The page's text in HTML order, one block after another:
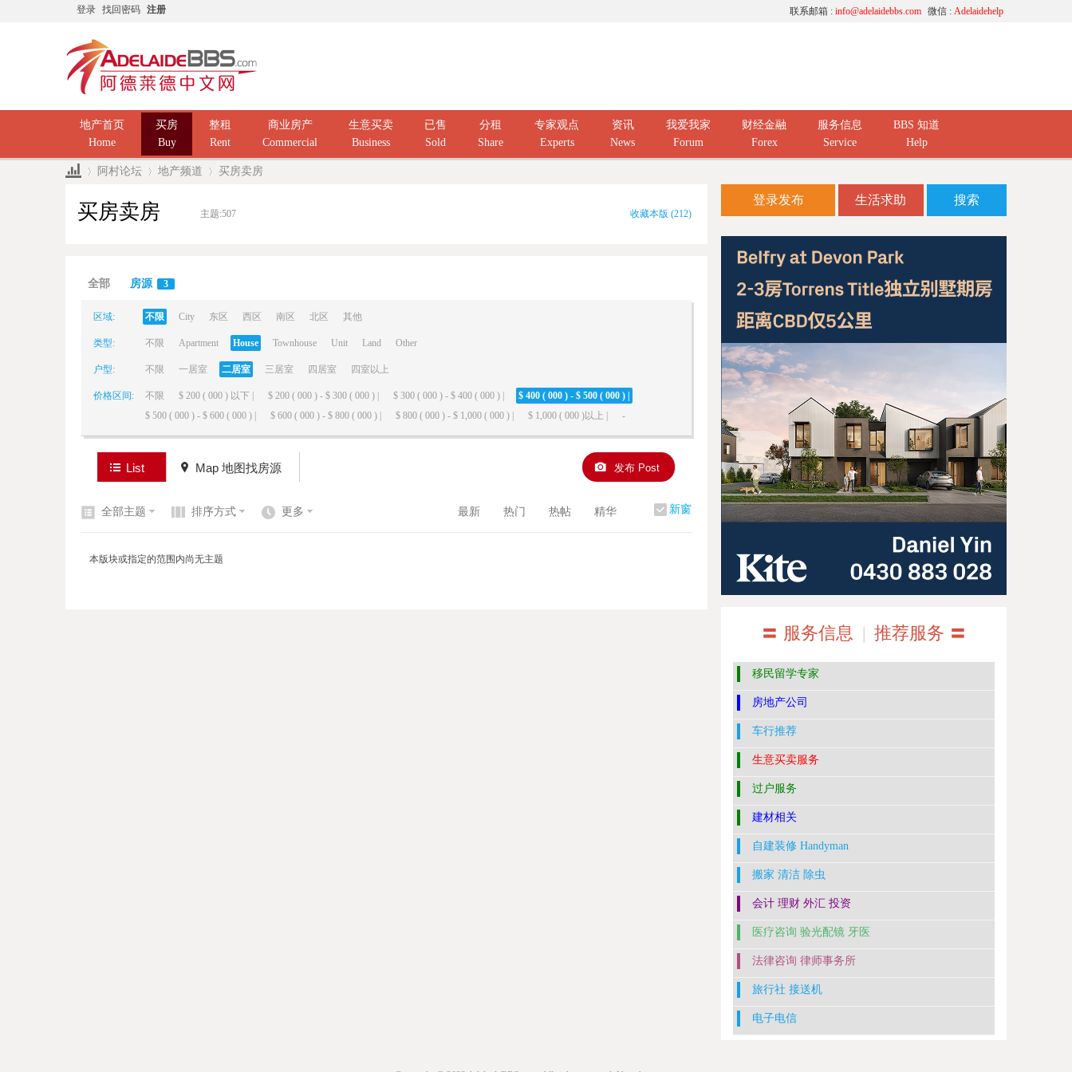
登录 找回密码 注册 微信 : Adelaidehelp
联系邮箱 : info@adelaidebbs.com
地产首页
Home
买房
Buy
整租
Rent
商业房产
Commercial
生意买卖
Business
已售
Sold
分租
Share
专家观点
Experts
资讯
News
我爱我家
Forum
财经金融
Forex
服务信息
Service
BBS 知道
Help
阿村论坛 地产频道 买房卖房
买房卖房 主题:507 收藏本版 (212)
全部 房源 3
区域: 不限 City 东区 西区 南区 北区 其他
类型: 不限 Apartment House Townhouse Unit Land Other
户型: 不限 一居室 二居室 三居室 四居室 四室以上
价格区间: 不限 $ 200 ( 000 ) 以下 | $ 200 ( 000 ) - $ 300 ( 000 ) | $ 300 ( 000 ) - $ 400 ( 000 ) |
$ 400 ( 000 ) - $ 500 ( 000 ) |
$ 500 ( 000 ) - $ 600 ( 000 ) |
$ 600 ( 000 ) - $ 800 ( 000 ) | $ 800 ( 000 ) - $ 1,000 ( 000 ) | $ 1,000 ( 000 )以上 | -
List Map 地图找房源 发布 Post
新窗
全部主题 排序方式 更多 最新 热门 热帖 精华
本版块或指定的范围内尚无主题
登录发布 生活求助 搜索
〓 服务信息 | 推荐服务 〓
移民留学专家
房地产公司
车行推荐
生意买卖服务
过户服务
建材相关
自建装修 Handyman
搬家 清洁 除虫
会计 理财 外汇 投资
医疗咨询 验光配镜 牙医
法律咨询 律师事务所
旅行社 接送机
电子电信